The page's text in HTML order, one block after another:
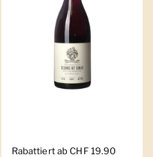
Regulärer Preis
Rabattiert ab CHF 19.90